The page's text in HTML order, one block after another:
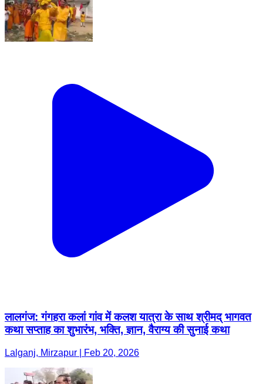
लालगंज: गंगहरा कलां गांव में कलश यात्रा के साथ श्रीमद् भागवत
कथा सप्ताह का शुभारंभ, भक्ति, ज्ञान, वैराग्य की सुनाई कथा
Lalganj, Mirzapur | Feb 20, 2026